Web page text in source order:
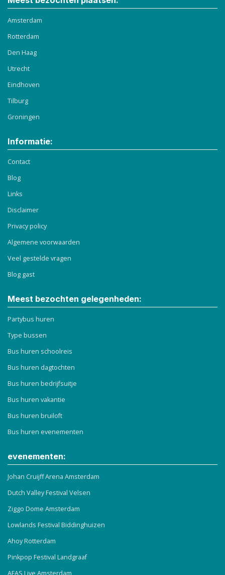
Amsterdam
Rotterdam
Den Haag
Utrecht
Eindhoven
Tilburg
Groningen
Informatie:
Contact
Blog
Links
Disclaimer
Privacy policy
Algemene voorwaarden
Veel gestelde vragen
Blog gast
Meest bezochten gelegenheden:
Partybus huren
Type bussen
Bus huren schoolreis
Bus huren dagtochten
Bus huren bedrijfsuitje
Bus huren vakantie
Bus huren bruiloft
Bus huren evenementen
evenementen:
Johan Cruijff Arena Amsterdam
Dutch Valley Festival Velsen
Ziggo Dome Amsterdam
Lowlands Festival Biddinghuizen
Ahoy Rotterdam
Pinkpop Festival Landgraaf
AFAS Live Amsterdam